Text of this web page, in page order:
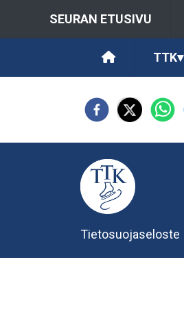
SEURAN ETUSIVU
TTK▾
Tietosuojaseloste